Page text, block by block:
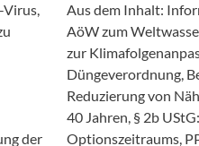
Aktuelle Beiträge zum Thema
Umweltschutz
Virus,
der
Aus dem Inhalt:
AöW zum
zur
Düngeverordnung,
Reduzierung von
40 Jahren, § 2b
Optionszeitraums,